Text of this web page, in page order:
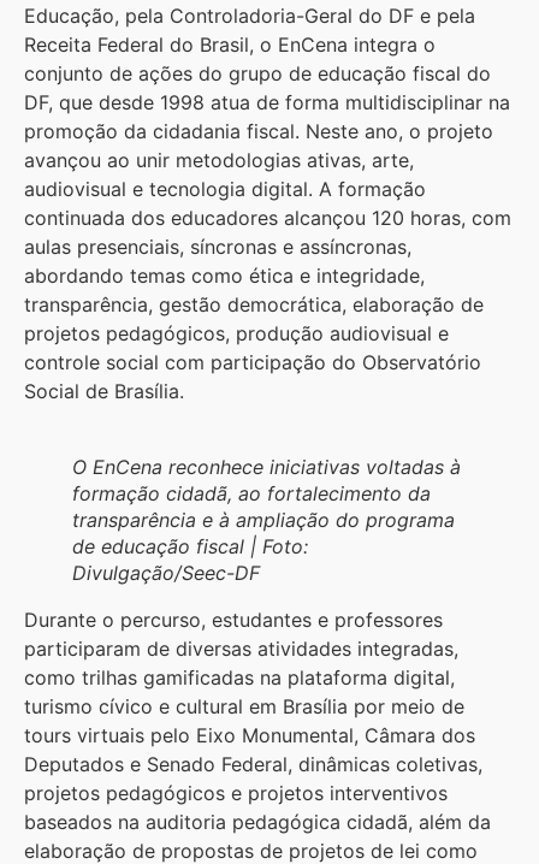
Educação, pela Controladoria-Geral do DF e pela
Receita Federal do Brasil, o EnCena integra o
conjunto de ações do grupo de educação fiscal do
DF, que desde 1998 atua de forma multidisciplinar na
promoção da cidadania fiscal. Neste ano, o projeto
avançou ao unir metodologias ativas, arte,
audiovisual e tecnologia digital. A formação
continuada dos educadores alcançou 120 horas, com
aulas presenciais, síncronas e assíncronas,
abordando temas como ética e integridade,
transparência, gestão democrática, elaboração de
projetos pedagógicos, produção audiovisual e
controle social com participação do Observatório
Social de Brasília.
O EnCena reconhece iniciativas voltadas à
formação cidadã, ao fortalecimento da
transparência e à ampliação do programa
de educação fiscal | Foto:
Divulgação/Seec-DF
Durante o percurso, estudantes e professores
participaram de diversas atividades integradas,
como trilhas gamificadas na plataforma digital,
turismo cívico e cultural em Brasília por meio de
tours virtuais pelo Eixo Monumental, Câmara dos
Deputados e Senado Federal, dinâmicas coletivas,
projetos pedagógicos e projetos interventivos
baseados na auditoria pedagógica cidadã, além da
elaboração de propostas de projetos de lei como